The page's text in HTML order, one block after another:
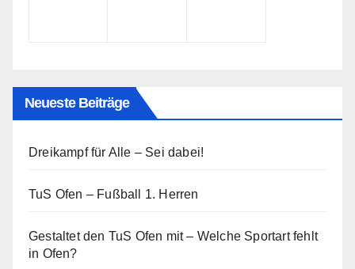
Neueste Beiträge
Dreikampf für Alle – Sei dabei!
TuS Ofen – Fußball 1. Herren
Gestaltet den TuS Ofen mit – Welche Sportart fehlt
in Ofen?